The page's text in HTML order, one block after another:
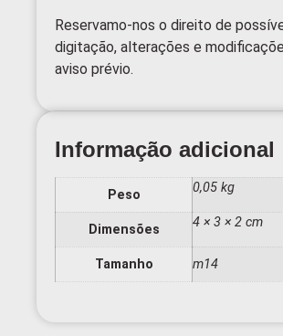
Reservamo-nos o direito de
digitação, alterações e
aviso prévio.
Informação adicional
Peso 0,05 kg
Dimensões 4 × 3 × 2 cm
Tamanho m14